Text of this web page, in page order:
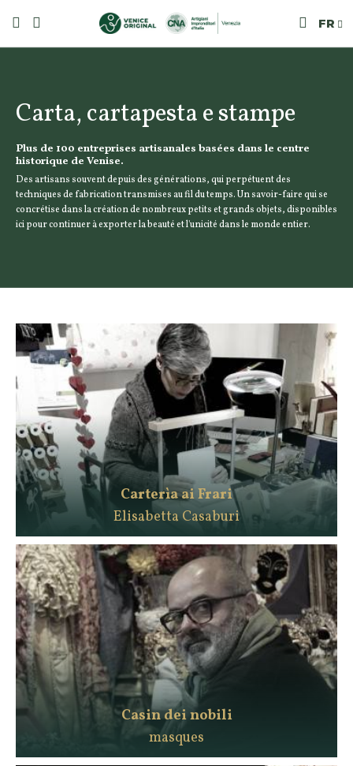
FR
Carta, cartapesta e stampe
Plus de 100 entreprises artisanales basées dans le centre
historique de Venise.
Des artisans souvent depuis des générations, qui perpétuent des
techniques de fabrication transmises au fil du temps. Un savoir-faire qui se
concrétise dans la création de nombreux petits et grands objets, disponibles
ici pour continuer à exporter la beauté et l'unicité dans le monde entier.
Carterìa ai Frari
Elisabetta Casaburi
Casin dei nobili
masques